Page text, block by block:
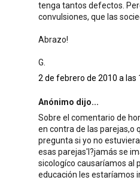
tenga tantos defectos.
convulsiones, que las
Abrazo!
G.
2 de febrero de 2010 a las
Anónimo dijo...
Sobre el comentario de
en contra de las parejas,o
pregunta si yo no
esas parejas'l?jamás se
sicologíco causaríamos al
educación les estaríamos